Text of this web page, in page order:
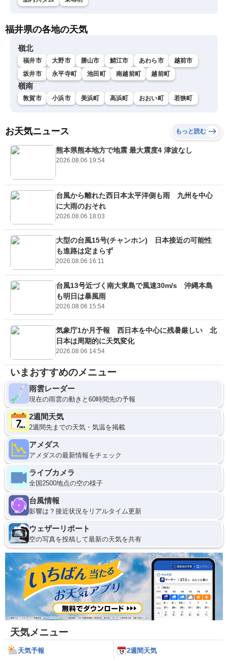
福井県の各地の天気
嶺北
福井市 大野市 勝山市 鯖江市 あわら市
越前市
坂井市
永平寺町 池田町 南越前町 越前町
嶺南
敦賀市 小浜市 美浜町 高浜町 おおい町 若狭町
お天気ニュース もっと読む
熊本県熊本地方で地震 最大震度4 津波なし
2026.08.06 19:54
台風から離れた西日本太平洋側も雨 九州を中心
に大雨のおそれ
2026.08.06 18:03
大型の台風15号(チャンホン) 日本接近の可能性
も進路は定まらず
2026.08.06 16:11
台風13号近づく南大東島で風速30m/s 沖縄本島
も明日は暴風雨
2026.08.06 15:54
気象庁1か月予報 西日本を中心に残暑厳しい 北
日本は周期的に天気変化
2026.08.06 14:54
いまおすすめのメニュー
雨雲レーダー
現在の雨雲の動きと60時間先の予報
2週間天気
2週間先までの天気・気温を掲載
アメダス
アメダスの最新情報をチェック
ライブカメラ
全国2500地点の空の様子
台風情報
影響は？接近状況をリアルタイム更新
ウェザーリポート
空の写真を投稿して最新の天気を共有
天気メニュー
天気予報 2週間天気